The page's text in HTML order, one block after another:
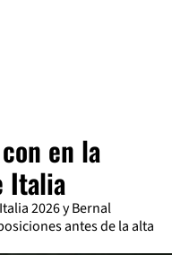
en la
Italia
2026 y Bernal
antes de la alta